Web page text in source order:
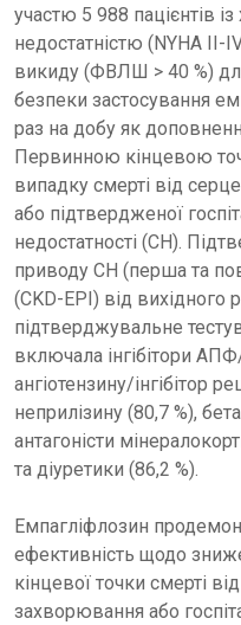
участю 5 988 пацієнтів
недостатністю (NYHA
викиду (ФВЛШ > 40 %)
безпеки застосування
раз на добу як
Первинною кінцевою
випадку смерті від
або підтвердженої
недостатності (СН).
приводу СН (перша та
(CKD-EPI) від вихідного
підтверджувальне
включала інгібітори
ангіотензину/інгібітор
неприлізину (80,7 %),
антагоністи
та діуретики (86,2 %).
Емпагліфлозин
ефективність щодо
кінцевої точки смерті
захворювання або